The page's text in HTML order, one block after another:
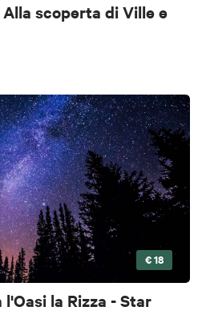
scoperta di Ville e
€ 18
la Rizza - Star